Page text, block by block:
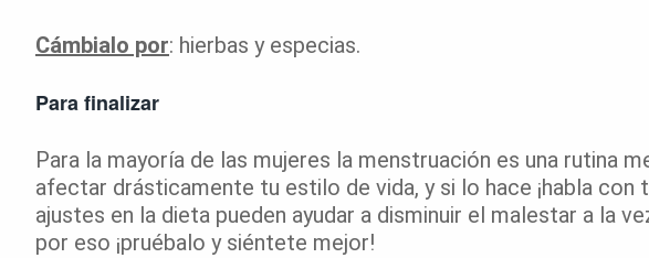
Cámbialo por: hierbas y especias.
Para finalizar
Para la mayoría de las mujeres la menstruación es una rutina
afectar drásticamente tu estilo de vida, y si lo hace ¡habla
ajustes en la dieta pueden ayudar a disminuir el malestar a la
por eso ¡pruébalo y siéntete mejor!